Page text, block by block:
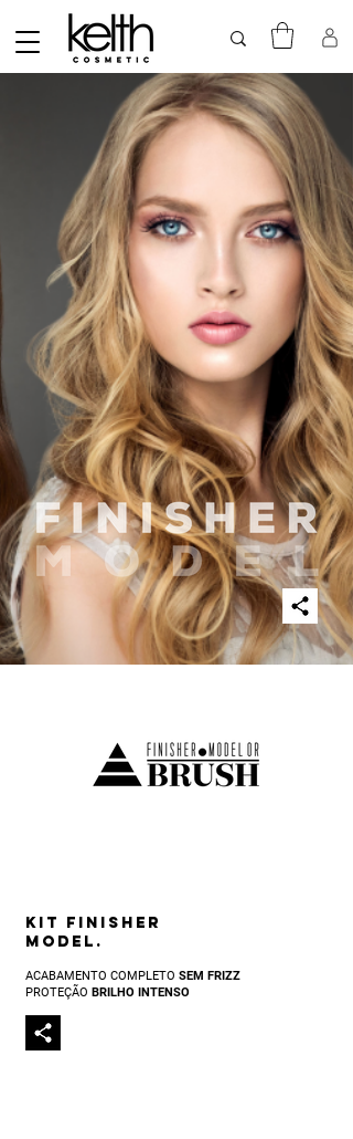
KIT FINISHER
MODEL.
ACABAMENTO COMPLETO SEM FRIZZ
PROTEÇÃO BRILHO INTENSO